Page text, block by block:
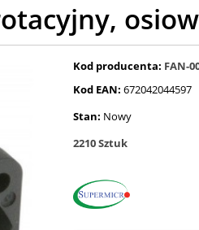
Kod producenta: FAN-
Kod EAN: 672042044597
Stan: Nowy
2210Sztuk